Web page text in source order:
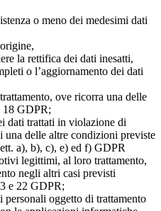
o meno dei medesimi dati
la rettifica dei dati inesatti,
o l’aggiornamento dei dati
ove ricorra una delle
18 GDPR;
dati trattati in violazione di
una delle altre condizioni previste
a), b), c), e) ed f) GDPR
legittimi, al loro trattamento,
negli altri casi previsti
e 22 GDPR;
oggetto di trattamento